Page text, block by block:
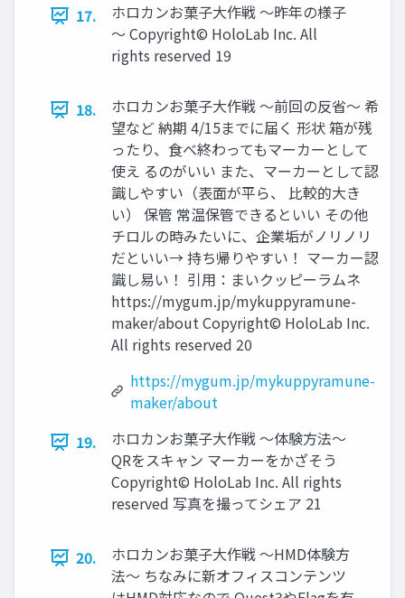
17.
ホロカンお菓子大作戦 ～昨年の様子
～ Copyright© HoloLab Inc. All
rights reserved 19
18.
ホロカンお菓子大作戦 ～前回の反省～ 希
望など 納期 4/15までに届く 形状 箱が残
ったり、食べ終わってもマーカーとして
使え るのがいい また、マーカーとして認
識しやすい（表面が平ら、 比較的大き
い） 保管 常温保管できるといい その他
チロルの時みたいに、企業垢がノリノリ
だといい→ 持ち帰りやすい！ マーカー認
識し易い！ 引用：まいクッピーラムネ
https://mygum.jp/mykuppyramune-
maker/about Copyright© HoloLab Inc.
All rights reserved 20
https://mygum.jp/mykuppyramune-
maker/about
19.
ホロカンお菓子大作戦 ～体験方法～
QRをスキャン マーカーをかざそう
Copyright© HoloLab Inc. All rights
reserved 写真を撮ってシェア 21
20.
ホロカンお菓子大作戦 ～HMD体験方
法～ ちなみに新オフィスコンテンツ